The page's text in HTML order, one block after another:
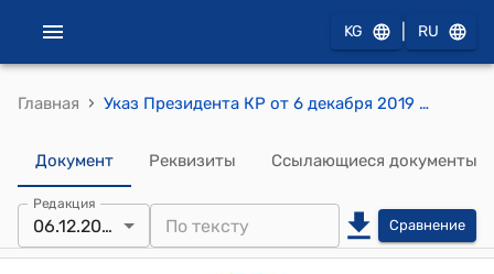
KG RU
Главная › Указ Президента КР от 6 декабря 2019 года УП № 168 "О внесении изменения в Указ Президента Кыргызской Республики "Об утверждении Реестра государственных и муниципальных должностей Кыргызской Республики" от 31 января 2017 года"
Документ Реквизиты Ссылающиеся документы
Редакция
06.12.2019 Сравнение